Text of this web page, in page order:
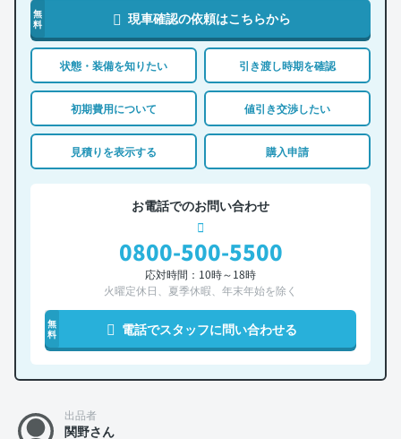
無
料
現車確認の依頼はこちらから
状態・装備を知りたい 引き渡し時期を確認
初期費用について 値引き交渉したい
見積りを表示する 購入申請
お電話でのお問い合わせ
0800-500-5500
応対時間：10時～18時
火曜定休日、夏季休暇、年末年始を除く
無
料
電話でスタッフに問い合わせる
出品者
関野さん